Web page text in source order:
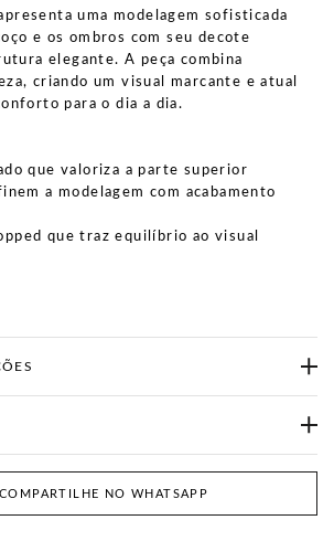
uma modelagem sofisticada
e os ombros com seu decote
elegante. A peça combina
criando um visual marcante e atual
para o dia a dia.
que valoriza a parte superior
a modelagem com acabamento
que traz equilíbrio ao visual
COMPARTILHE NO WHATSAPP